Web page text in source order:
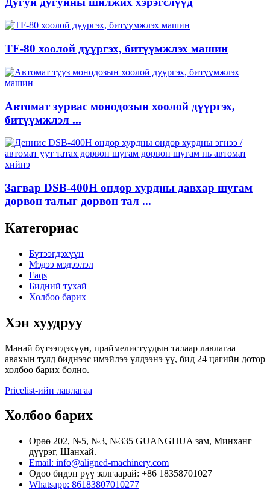
TF-80 хоолой дүүргэх, битүүмжлэх машин
Автомат зурвас монодозын хоолой дүүргэх,
битүүмжлэл ...
Загвар DSB-400H өндөр хурдны давхар шугам
дөрвөн талыг дөрвөн тал ...
Категориас
Бүтээгдэхүүн
Мэдээ мэдээлэл
Faqs
Бидний тухай
Холбоо барих
Хэн хуудруу
Манай бүтээгдэхүүн, праймелистуудын талаар лавлагаа
авахын тулд биднээс имэйлээ үлдээнэ үү, бид 24 цагийн дотор
холбоо барих болно.
Pricelist-ийн лавлагаа
Холбоо барих
Өрөө 202, №5, №3, №335 GUANGHUA зам, Минханг
дүүрэг, Шанхай.
Email: info@aligned-machinery.com
Одоо бидэн рүү залгаарай: +86 18358701027
Whatsapp: 86183807010277